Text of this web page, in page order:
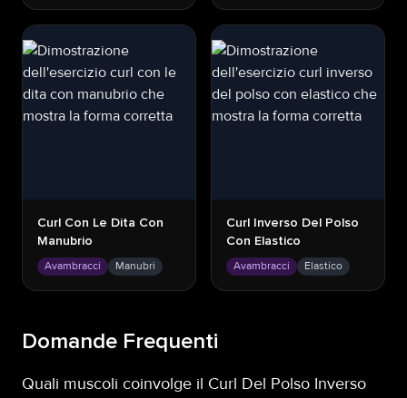
Curl Con Le Dita Con
Manubrio
Avambracci Manubri
Curl Inverso Del Polso
Con Elastico
Avambracci Elastico
Domande Frequenti
Quali muscoli coinvolge il Curl Del Polso Inverso